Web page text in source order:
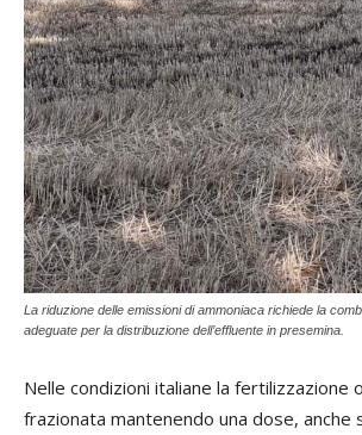
La riduzione delle emissioni di ammoniaca richiede la
adeguate per la distribuzione dell’effluente in presemina.
Nelle condizioni italiane la fertilizzazione
frazionata mantenendo una dose, anche